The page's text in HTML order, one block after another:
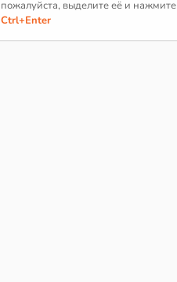
пожалуйста, выделите её и нажмите
Ctrl+Enter